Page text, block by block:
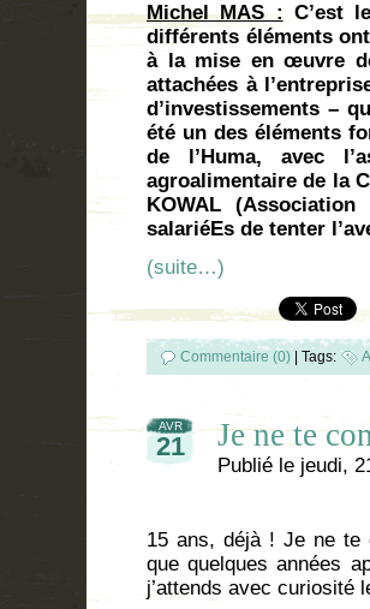
Michel MAS : C’est
différents éléments
à la mise en œuvre
attachées à
d’investissements –
été un des éléments
de l’Huma, avec
agroalimentaire de la
KOWAL
salariéEs de tenter
(suite…)
Commentaire (0) Tags:
AVR
21 Je ne te
Publié le jeudi,
15 ans, déjà ! Je ne te
que quelques années
j’attends avec curiosité